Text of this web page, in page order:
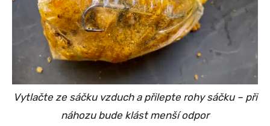
Vytlačte ze sáčku vzduch a přilepte rohy sáčku – při
náhozu bude klást menší odpor